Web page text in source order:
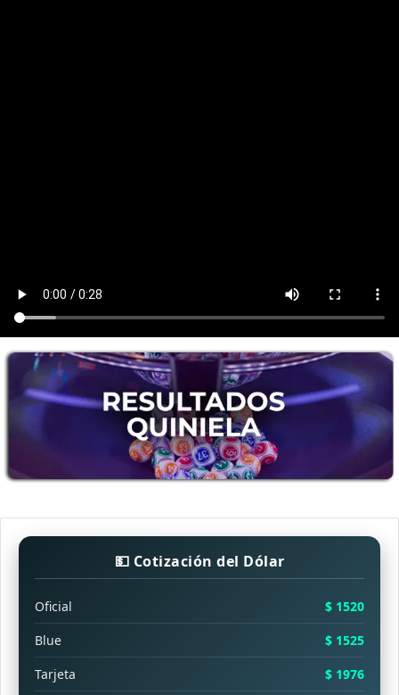
💵 Cotización del Dólar
Oficial
$ 1520
Blue
$ 1525
Tarjeta
$ 1976